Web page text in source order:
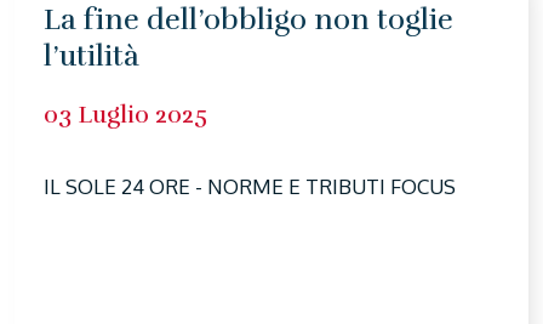
La fine dell’obbligo non toglie
l’utilità
03 Luglio 2025
IL SOLE 24 ORE - NORME E TRIBUTI FOCUS